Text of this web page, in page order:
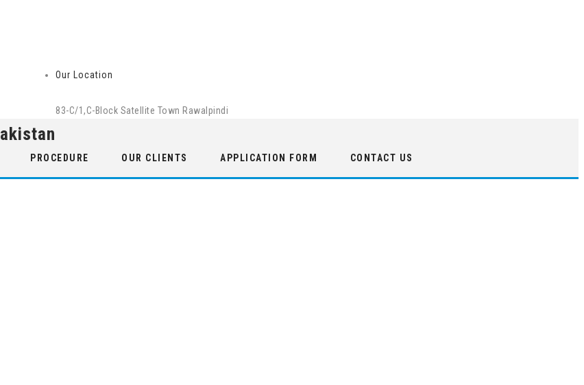
Our Location
83-C/1,C-Block Satellite Town Rawalpindi
PROCEDURE OUR CLIENTS APPLICATION FORM CONTACT US